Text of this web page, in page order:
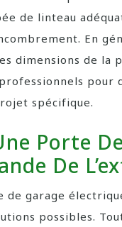
de linteau
En
dimensions de la
spécifique.
Porte
De
de garage
possibles.